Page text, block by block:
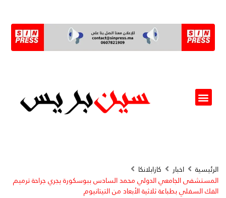
الرئيسية اخبار
كازابلانكا
المستشفى الجامعي الدولي محمد السادس ببوسكورة يجري جراحة ترميم
الفك السفلي بطباعة ثلاثية الأبعاد من التيتانيوم